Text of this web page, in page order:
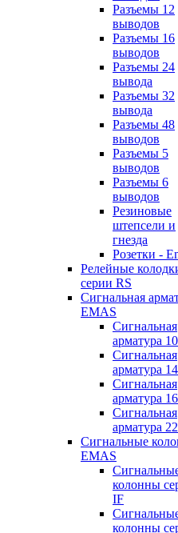
Разъемы 12
выводов
Разъемы 16
выводов
Разъемы 24
вывода
Разъемы 32
вывода
Разъемы 48
выводов
Разъемы 5
выводов
Разъемы 6
выводов
Резиновые
штепсели и
гнезда
Розетки -
Релейные
серии RS
Сигнальная
EMAS
Сигнальная
арматура
Сигнальная
арматура
Сигнальная
арматура
Сигнальная
арматура
Сигнальные
EMAS
колонны
IF
колонны